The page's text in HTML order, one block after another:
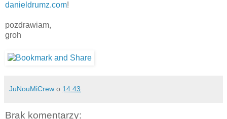
danieldrumz.com!
pozdrawiam,
groh
JuNouMiCrew o 14:43
Brak komentarzy: